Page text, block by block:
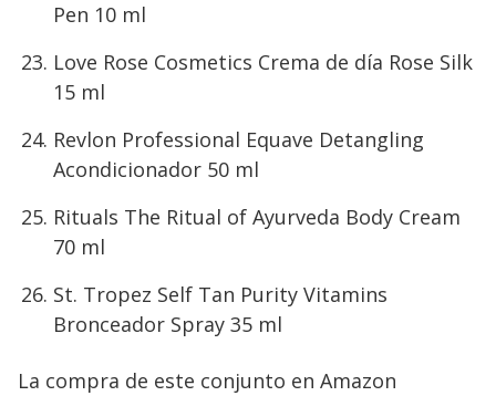
Pen 10 ml
Love Rose Cosmetics Crema de día Rose Silk
15 ml
Revlon Professional Equave Detangling
Acondicionador 50 ml
Rituals The Ritual of Ayurveda Body Cream
70 ml
St. Tropez Self Tan Purity Vitamins
Bronceador Spray 35 ml
La compra de este conjunto en Amazon